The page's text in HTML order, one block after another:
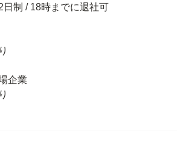
日制 / 18時までに退社可
企業